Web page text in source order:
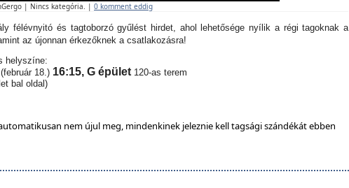
| Nincs kategória. | 0 komment eddig
félévnyitó és tagtoborzó gyűlést hirdet, ahol lehetősége nyílik a régi tagoknak a
az újonnan érkezőknek a csatlakozásra!
helyszíne:
(február 18.) 16:15, G épület120-as terem
bal oldal)
nem újul meg, mindenkinek jeleznie kell tagsági szándékát ebben